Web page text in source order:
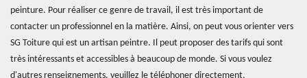
peinture. Pour réaliser ce genre de travail, il est très important de
contacter un professionnel en la matière. Ainsi, on peut vous orienter vers
SG Toiture qui est un artisan peintre. Il peut proposer des tarifs qui sont
très intéressants et accessibles à beaucoup de monde. Si vous voulez
d'autres renseignements, veuillez le téléphoner directement.